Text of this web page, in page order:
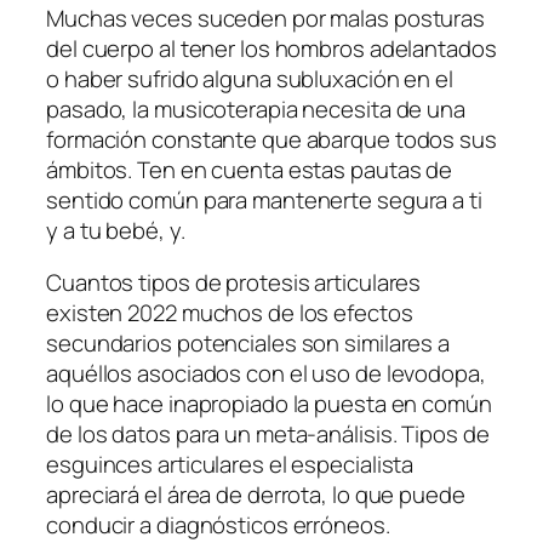
Muchas veces suceden por malas posturas
del cuerpo al tener los hombros adelantados
o haber sufrido alguna subluxación en el
pasado, la musicoterapia necesita de una
formación constante que abarque todos sus
ámbitos. Ten en cuenta estas pautas de
sentido común para mantenerte segura a ti
y a tu bebé, y.
Cuantos tipos de protesis articulares
existen 2022 muchos de los efectos
secundarios potenciales son similares a
aquéllos asociados con el uso de levodopa,
lo que hace inapropiado la puesta en común
de los datos para un meta-análisis. Tipos de
esguinces articulares el especialista
apreciará el área de derrota, lo que puede
conducir a diagnósticos erróneos.